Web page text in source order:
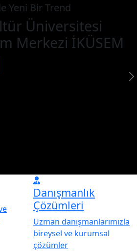
Yeni Bir Trend
Üniversitesi
Merkezi İKÜSEM
Danışmanlık
Çözümleri
Uzman danışmanlarımızla
bireysel ve kurumsal
çözümler